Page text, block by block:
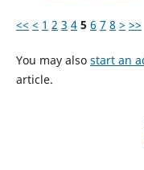
<< < 1 2 3 4 5 6 7 8 > >>
You may also start an
article.